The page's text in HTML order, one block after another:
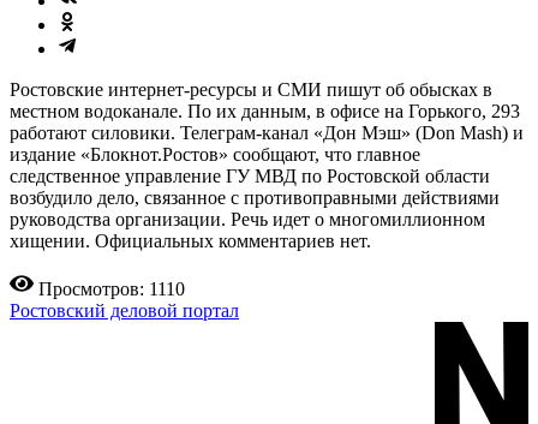
Ростовские интернет-ресурсы и СМИ пишут об обысках в
местном водоканале. По их данным, в офисе на Горького, 293
работают силовики. Телеграм-канал «Дон Мэш» (Don Mash) и
издание «Блокнот.Ростов» сообщают, что главное
следственное управление ГУ МВД по Ростовской области
возбудило дело, связанное с противоправными действиями
руководства организации. Речь идет о многомиллионном
хищении. Официальных комментариев нет.
Просмотров: 1110
Ростовский деловой портал